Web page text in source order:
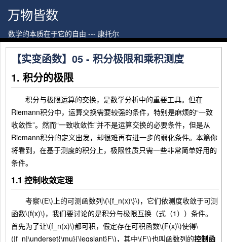
万物皆数
数学的本质在于它的自由 --- 康托尔
【实变函数】05 - 积分极限和乘积测度
1. 积分的极限
积分与极限运算的交换，是数学分析中的重要工具。但在
Riemann积分中，运算交换需要较强的条件，特别是麻烦的“一致
收敛性”。然而“一致收敛性”并不是运算交换的必要条件，但是从
Riemann积分的定义出发，却很难再有进一步的弱化条件。本篇你
将看到，在基于测度的积分上，极限性质只需一些非常简单好用的
条件。
1.1 控制收敛定理
考察\(E\)上的可测函数列\(\{f_n(x)\}\)，它们依测度收敛于可测
函数\(f(x)\)，我们要讨论的是积分与极限互换（式（1））条件。
首先为了让\(f_n(x)\)都可积，假定存在可积函数\(F(x)\)使得\
(|f_n|\underset{\mu}{\leqslant}F\)，其中\(F\)也叫函数列的控制函